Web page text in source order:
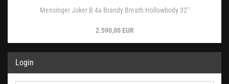
Mensinger Joker B 4a Brandy Breath Hollowbody 32"
2.590,00 EUR
Login